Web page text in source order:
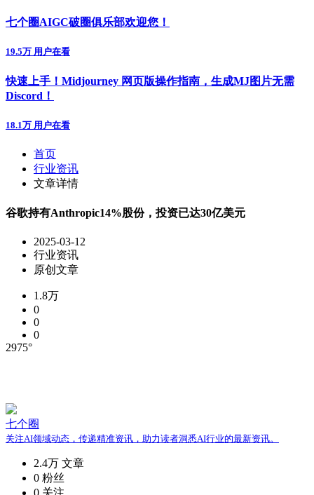
七个圈AIGC破圈俱乐部欢迎您！
19.5万 用户在看
快速上手！Midjourney 网页版操作指南，生成MJ图片无需
Discord！
18.1万 用户在看
首页
行业资讯
文章详情
谷歌持有Anthropic14%股份，投资已达30亿美元
2025-03-12
行业资讯
原创文章
1.8万
0
0
0
2975°
七个圈
关注AI领域动态，传递精准资讯，助力读者洞悉AI行业的最新资讯。
2.4万 文章
0 粉丝